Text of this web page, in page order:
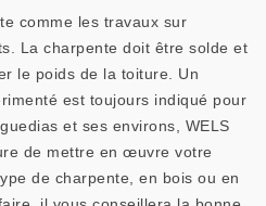
comme les travaux sur
La charpente doit être solde et
le poids de la toiture. Un
est toujours indiqué pour
et ses environs, WELS
de mettre en œuvre votre
de charpente, en bois ou en